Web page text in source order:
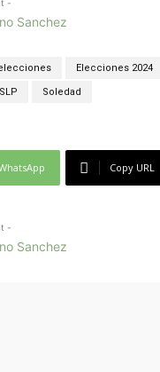
-
Elecciones 2024
SLP Soledad
Copy URL
-